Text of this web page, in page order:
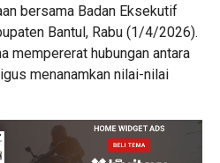
bersama Badan Eksekutif
Bantul, Rabu (1/4/2026).
mempererat hubungan antara
menanamkan nilai-nilai